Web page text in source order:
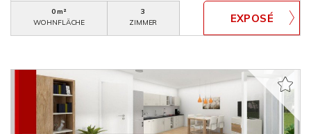
0 m²
WOHNFLÄCHE
3
ZIMMER